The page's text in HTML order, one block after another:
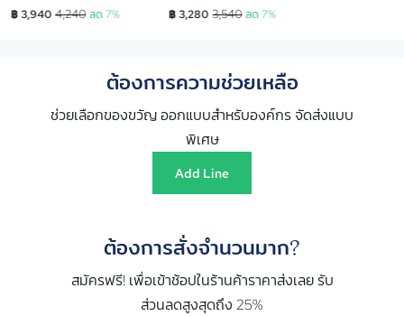
฿ 3,940 4,240 ลด 7% ฿ 3,280 3,540 ลด 7%
ต้องการความช่วยเหลือ
ช่วยเลือกของขวัญ ออกแบบสำหรับองค์กร จัดส่งแบบ
พิเศษ
Add Line
ต้องการสั่งจำนวนมาก?
สมัครฟรี! เพื่อเข้าช้อปในร้านค้าราคาส่งเลย รับ
ส่วนลดสูงสุดถึง 25%